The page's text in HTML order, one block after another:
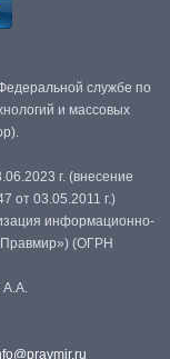
службе по
и массовых
г. (внесение
от 03.05.2011 г.)
информационно-
(ОГРН
А.А.